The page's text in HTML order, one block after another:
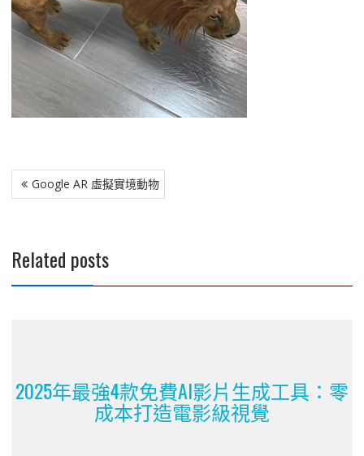
文
章
Google AR 虛擬實境動物
Related posts
2025年最強4款免費AI影片生成工具：零
成本打造電影級視覺